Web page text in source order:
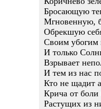
Бросающую
Мгновенную,
Обрекшую
Своим убогим
И только
Взрывает
И тем из нас
Кто не щадит
Крича от
Растущих из